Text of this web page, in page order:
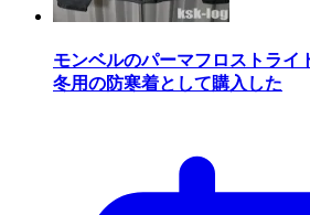
モンベルのパーマフロストライ
冬用の防寒着として購入した